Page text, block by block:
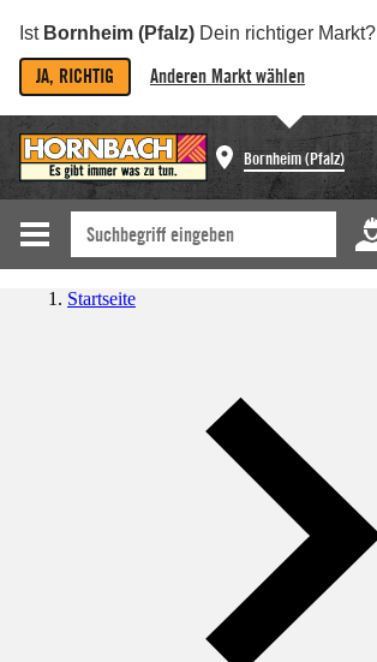
Ist Bornheim (Pfalz) Dein richtiger Markt?
JA, RICHTIG Anderen Markt wählen
Bornheim (Pfalz)
Startseite